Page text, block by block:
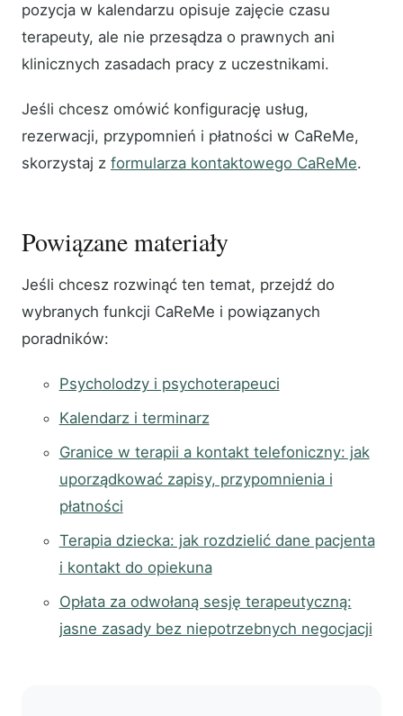
pozycja w kalendarzu opisuje zajęcie czasu
terapeuty, ale nie przesądza o prawnych ani
klinicznych zasadach pracy z uczestnikami.
Jeśli chcesz omówić konfigurację usług,
rezerwacji, przypomnień i płatności w CaReMe,
skorzystaj z formularza kontaktowego CaReMe.
Powiązane materiały
Jeśli chcesz rozwinąć ten temat, przejdź do
wybranych funkcji CaReMe i powiązanych
poradników:
Psycholodzy i psychoterapeuci
Kalendarz i terminarz
Granice w terapii a kontakt telefoniczny: jak
uporządkować zapisy, przypomnienia i
płatności
Terapia dziecka: jak rozdzielić dane pacjenta
i kontakt do opiekuna
Opłata za odwołaną sesję terapeutyczną:
jasne zasady bez niepotrzebnych negocjacji